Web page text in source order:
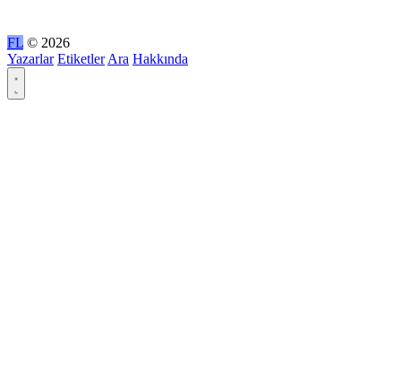
FL © 2026
Yazarlar Etiketler Ara Hakkında